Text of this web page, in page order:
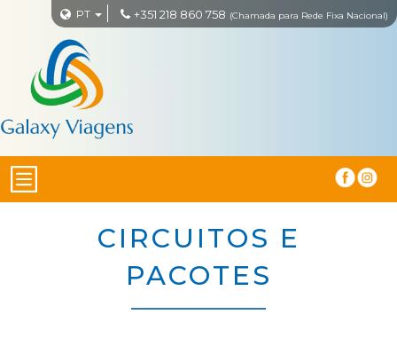
PT +351 218 860 758 (Chamada para Rede Fixa Nacional)
CIRCUITOS E
PACOTES